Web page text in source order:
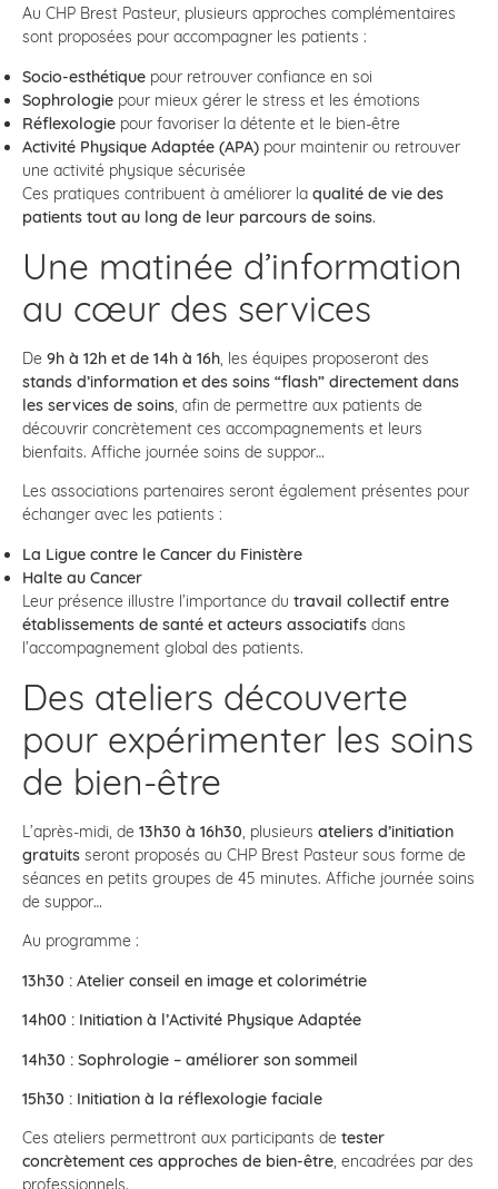
Au CHP Brest Pasteur, plusieurs approches complémentaires
sont proposées pour accompagner les patients :
Socio-esthétique pour retrouver confiance en soi
Sophrologie pour mieux gérer le stress et les émotions
Réflexologie pour favoriser la détente et le bien-être
Activité Physique Adaptée (APA) pour maintenir ou retrouver
une activité physique sécurisée
Ces pratiques contribuent à améliorer la qualité de vie des
patients tout au long de leur parcours de soins.
Une matinée d’information
au cœur des services
De 9h à 12h et de 14h à 16h, les équipes proposeront des
stands d’information et des soins “flash” directement dans
les services de soins, afin de permettre aux patients de
découvrir concrètement ces accompagnements et leurs
bienfaits. Affiche journée soins de suppor…
Les associations partenaires seront également présentes pour
échanger avec les patients :
La Ligue contre le Cancer du Finistère
Halte au Cancer
Leur présence illustre l’importance du travail collectif entre
établissements de santé et acteurs associatifs dans
l’accompagnement global des patients.
Des ateliers découverte
pour expérimenter les soins
de bien-être
L’après-midi, de 13h30 à 16h30, plusieurs ateliers d’initiation
gratuits seront proposés au CHP Brest Pasteur sous forme de
séances en petits groupes de 45 minutes. Affiche journée soins
de suppor…
Au programme :
13h30 : Atelier conseil en image et colorimétrie
14h00 : Initiation à l’Activité Physique Adaptée
14h30 : Sophrologie – améliorer son sommeil
15h30 : Initiation à la réflexologie faciale
Ces ateliers permettront aux participants de tester
concrètement ces approches de bien-être, encadrées par des